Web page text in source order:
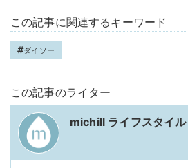
この記事に関連するキーワード
ダイソー
この記事のライター
michill ライフスタイル